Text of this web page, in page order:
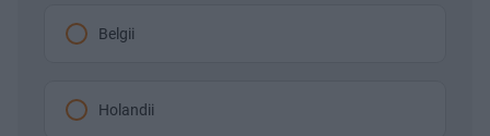
Belgii
Holandii